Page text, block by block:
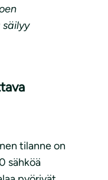
tilanne on
sähköä